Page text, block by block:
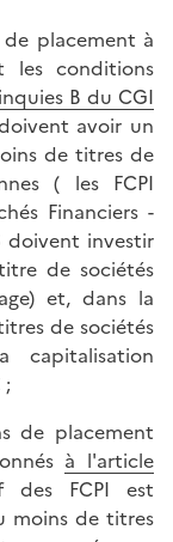
placement à
les conditions
B du CGI
avoir un
de titres de
( les FCPI
Financiers -
doivent investir
de sociétés
et, dans la
de sociétés
capitalisation
;
de placement
à l'article
des FCPI est
moins de titres